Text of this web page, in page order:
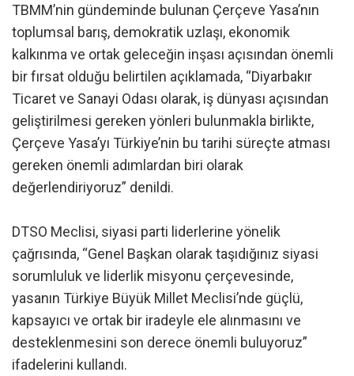
TBMM’nin gündeminde bulunan Çerçeve Yasa’nın
toplumsal barış, demokratik uzlaşı, ekonomik
kalkınma ve ortak geleceğin inşası açısından önemli
bir fırsat olduğu belirtilen açıklamada, “Diyarbakır
Ticaret ve Sanayi Odası olarak, iş dünyası açısından
geliştirilmesi gereken yönleri bulunmakla birlikte,
Çerçeve Yasa’yı Türkiye’nin bu tarihi süreçte atması
gereken önemli adımlardan biri olarak
değerlendiriyoruz” denildi.
DTSO Meclisi, siyasi parti liderlerine yönelik
çağrısında, “Genel Başkan olarak taşıdığınız siyasi
sorumluluk ve liderlik misyonu çerçevesinde,
yasanın Türkiye Büyük Millet Meclisi’nde güçlü,
kapsayıcı ve ortak bir iradeyle ele alınmasını ve
desteklenmesini son derece önemli buluyoruz”
ifadelerini kullandı.